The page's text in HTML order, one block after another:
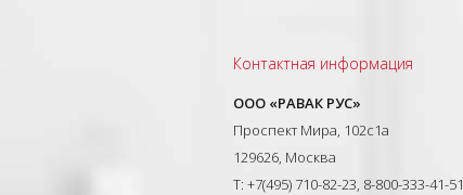
Контактная информация
ООО «РАВАК РУС»
Проспект Мира, 102с1а
129626, Москва
T: +7(495) 710-82-23, 8-800-333-41-51